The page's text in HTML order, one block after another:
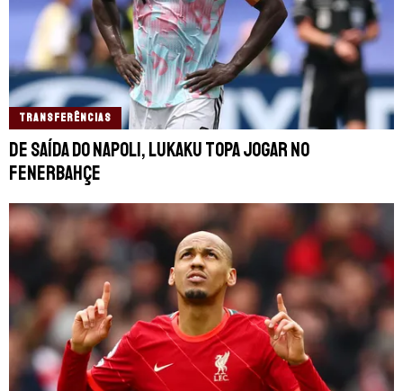
TRANSFERÊNCIAS
De saída do Napoli, Lukaku topa jogar no
Fenerbahçe